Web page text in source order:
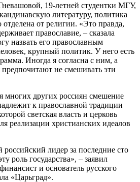
19-летней студентки МГУ,
литературу, политика
от религии. «Это правда,
православие, – сказала
назвать его православным
крупный политик. У него есть
Иногда я согласна с ним, а
не смешивать эти
многих других россиян смешение
к православной традиции
светская власть и церковь
реализации христианских идеалов
лидер за последние сто
роль государства», – заявил
и основатель русского
«Царьград».